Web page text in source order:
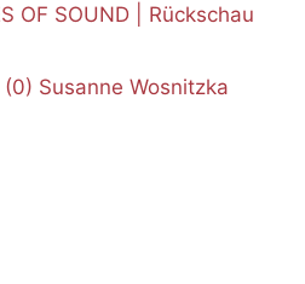
OF SOUND | Rückschau
(0) Susanne Wosnitzka